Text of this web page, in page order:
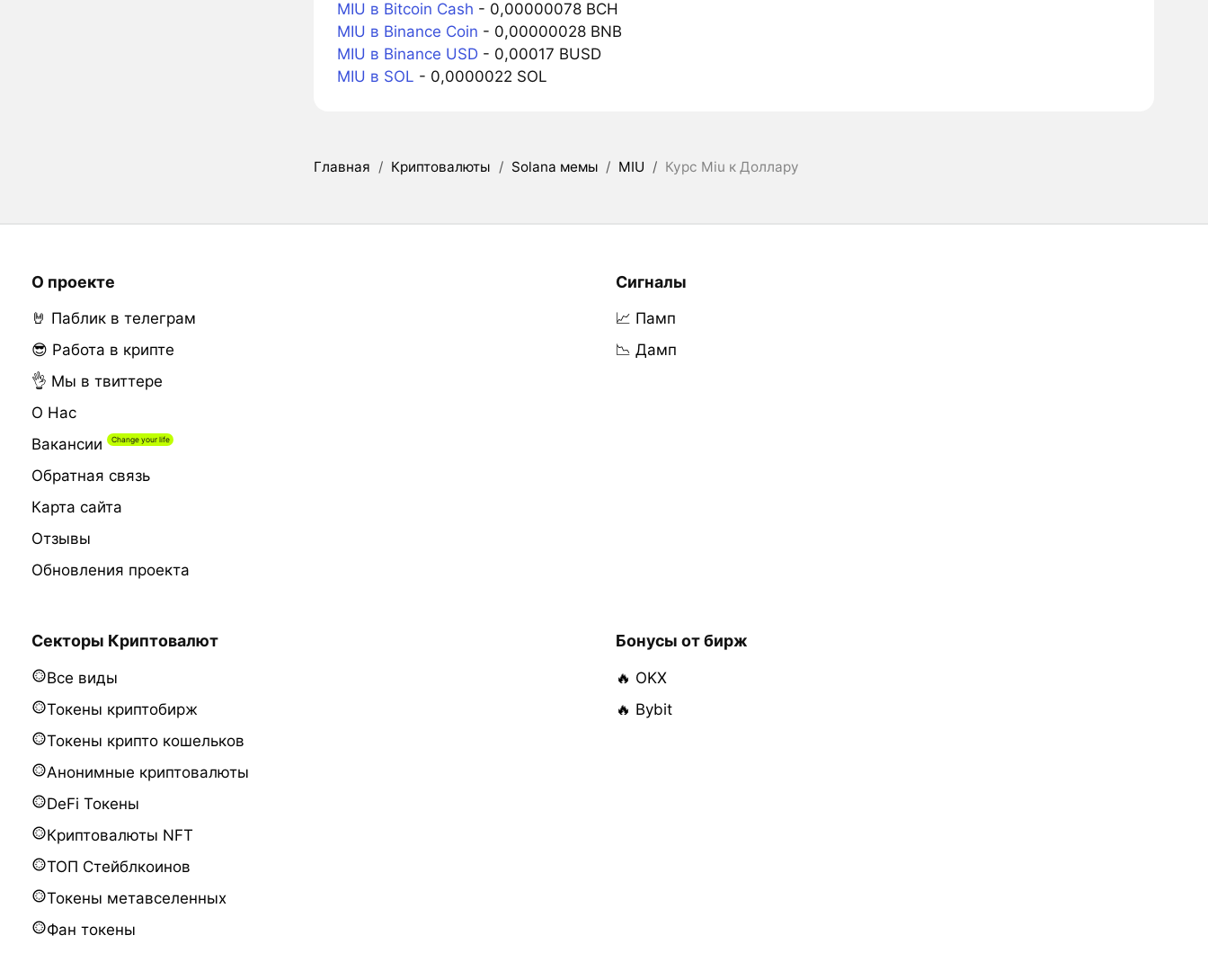
MIU в Bitcoin Cash - 0,00000078 BCH
MIU в Binance Coin - 0,00000028 BNB
MIU в Binance USD- 0,00017 BUSD
MIU в SOL - 0,0000022 SOL
Главная / Криптовалюты / Solana мемы / MIU / Курс Miu к Доллару
О проекте
🤘 Паблик в телеграм
😎 Работа в крипте
👌 Мы в твиттере
О Нас
Вакансии
Обратная связь
Карта сайта
Отзывы
Обновления проекта
Сигналы
📈 Памп
📉 Дамп
Секторы Криптовалют
Все виды
Токены криптобирж
Токены крипто кошельков
Анонимные криптовалюты
DeFi Токены
Криптовалюты NFT
ТОП Стейблкоинов
Токены метавселенных
Фан токены
Бонусы от бирж
🔥 OKX
🔥 Bybit